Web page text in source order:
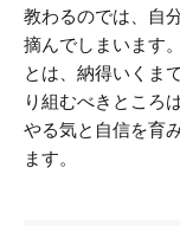
教わるのでは、自
摘んでしまいます
とは、納得いくま
り組むべきところ
やる気と自信を育
ます。